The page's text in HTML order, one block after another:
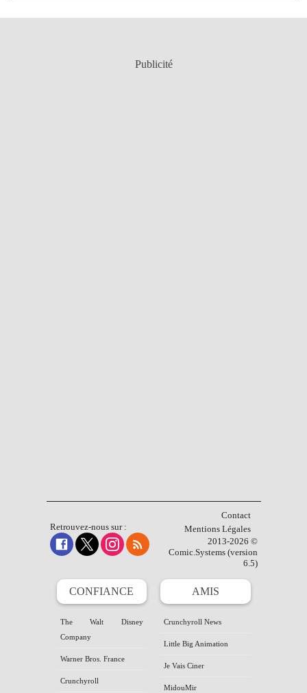
Publicité
Retrouvez-nous sur :
Contact
Mentions Légales
2013-2026 ©
Comic.Systems (version
6.5)
CONFIANCE
The Walt Disney
Company
Warner Bros. France
Crunchyroll
AMIS
Crunchyroll News
Little Big Animation
Je Vais Ciner
MidouMir